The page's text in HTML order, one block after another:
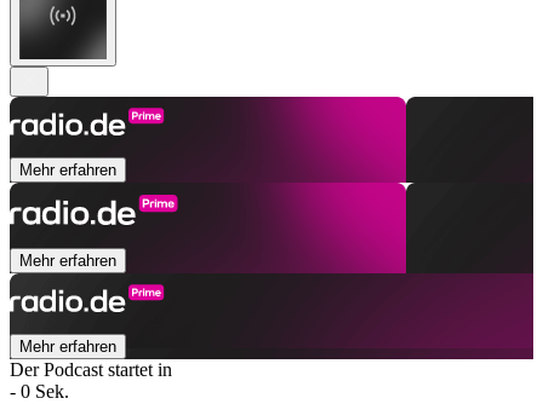
Mehr erfahren
Mehr erfahren
Mehr erfahren
Der Podcast startet in
- 0 Sek.